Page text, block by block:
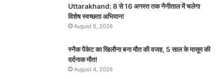
Uttarakhand: 8 से 16 अगस्त तक नैनीताल में चलेगा
विशेष स्वच्छता अभियान!
August 5, 2026
स्नैक पैकेट का खिलौना बना मौत की वजह, 5 साल के मासूम की
दर्दनाक मौत!
August 4, 2026